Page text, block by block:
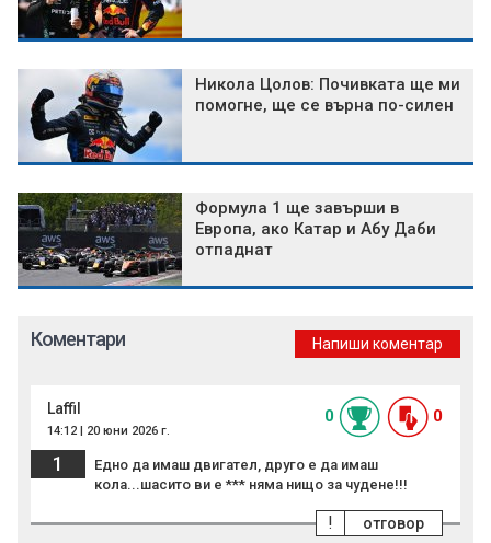
Никола Цолов: Почивката ще ми
помогне, ще се върна по-силен
Формула 1 ще завърши в
Европа, ако Катар и Абу Даби
отпаднат
Коментари Напиши коментар
Laffil
14:12 | 20 юни 2026 г.
0 0
1
Едно да имаш двигател, друго е да имаш
кола...шасито ви е *** няма нищо за чудене!!!
отговор
!